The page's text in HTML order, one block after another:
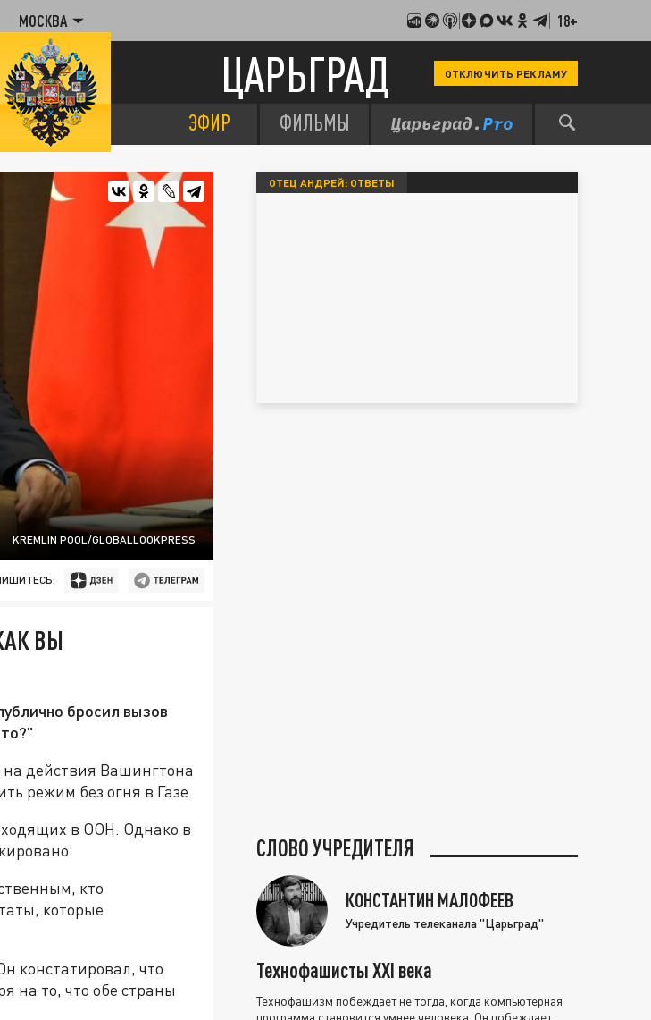
МОСКВА 18+
ЦАРЬГРАД ОТКЛЮЧИТЬ РЕКЛАМУ
ЭФИР ФИЛЬМЫ
KREMLIN POOL/GLOBALLOOKPRESS
ВЫ
бросил вызов
действия Вашингтона
режим без огня в Газе.
в ООН. Однако в
кто
которые
констатировал, что
на то, что обе страны
ОТЕЦ АНДРЕЙ: ОТВЕТЫ
СЛОВО УЧРЕДИТЕЛЯ
КОНСТАНТИН МАЛОФЕЕВ
Учредитель телеканала "Царьград"
Технофашисты XXI века
Технофашизм побеждает не тогда, когда компьютерная
программа становится умнее человека. Он побеждает